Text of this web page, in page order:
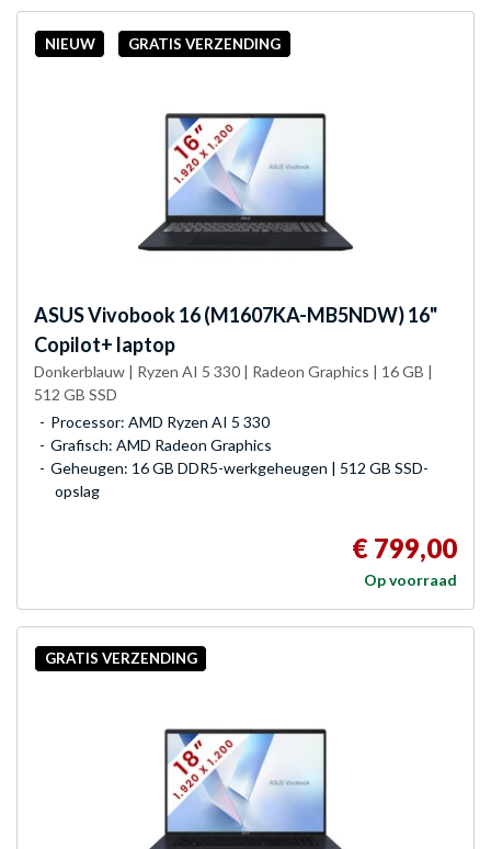
NIEUW GRATIS VERZENDING
ASUSVivobook 16 (M1607KA-MB5NDW) 16"
Copilot+ laptop
Donkerblauw | Ryzen AI 5 330 | Radeon Graphics | 16 GB |
512 GB SSD
Processor: AMD Ryzen AI 5 330
Grafisch: AMD Radeon Graphics
Geheugen: 16 GB DDR5-werkgeheugen | 512 GB SSD-
opslag
€ 799,00
Op voorraad
GRATIS VERZENDING